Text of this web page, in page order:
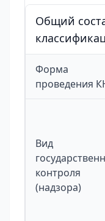
Общий
Форма
проведения
Вид
контроля
(надзора)